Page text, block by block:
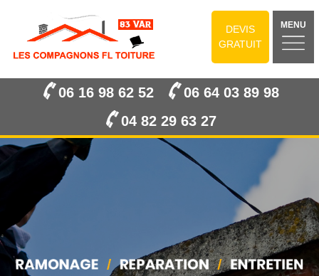
DEVIS
GRATUIT
MENU
06 16 98 62 52
06 64 03 89 98
04 82 29 63 27